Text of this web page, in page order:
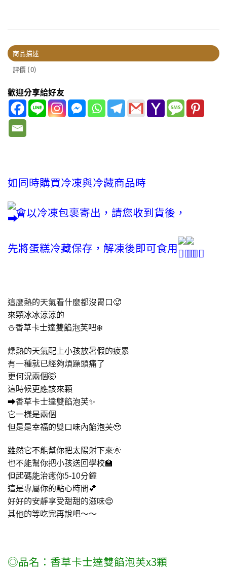
商品描述
評價 (0)
歡迎分享給好友
如同時購買冷凍與冷藏商品時
會以冷凍包裹寄出，請您收到貨後，
先將蛋糕冷藏保存，解凍後即可食用
這麼熱的天氣看什麼都沒胃口🥵
來顆冰冰涼涼的
⛄️香草卡士達雙餡泡芙吧❄️
燥熱的天氣配上小孩放暑假的疲累
有一種就已經夠煩躁頭痛了
更何況兩個🤯
這時候更應該來顆
➡️香草卡士達雙餡泡芙✨
它一樣是兩個
但是是幸福的雙口味內餡泡芙🥹
雖然它不能幫你把太陽射下來🌞
也不能幫你把小孩送回學校🏫
但起碼能治癒你5-10分鐘
這是專屬你的點心時間💕
好好的安靜享受甜甜的滋味😌
其他的等吃完再說吧～～
◎品名：香草卡士達雙餡泡芙x3顆